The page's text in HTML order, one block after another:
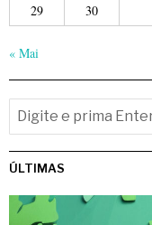
29
30
« Mai
ÚLTIMAS